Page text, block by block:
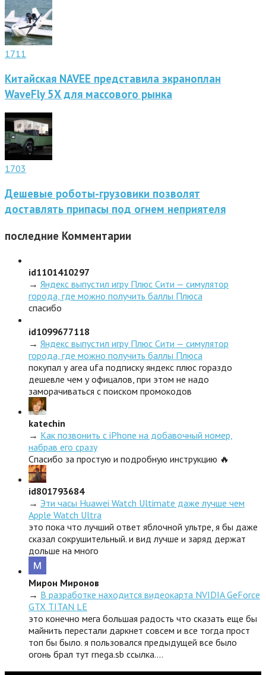
1711
Китайская NAVEE представила экраноплан
WaveFly 5X для массового рынка
1703
Дешевые роботы-грузовики позволят
доставлять припасы под огнем неприятеля
последние Комментарии
id1101410297
→ Яндекс выпустил игру Плюс Сити — симулятор
города, где можно получить баллы Плюса
спасибо
id1099677118
→ Яндекс выпустил игру Плюс Сити — симулятор
города, где можно получить баллы Плюса
покупал у area ufa подписку яндекс плюс гораздо
дешевле чем у офицалов, при этом не надо
заморачиваться с поиском промокодов
katechin
→ Как позвонить с iPhone на добавочный номер,
набрав его сразу
Спасибо за простую и подробную инструкцию 🔥
id801793684
→ Эти часы Huawei Watch Ultimate даже лучше чем
Apple Watch Ultra
это пока что лучший ответ яблочной ультре, я бы даже
сказал сокрушительный. и вид лучше и заряд держат
дольше на много
Мирон Миронов
→ В разработке находится видеокарта NVIDIA GeForce
GTX TITAN LE
это конечно мега большая радость что сказать еще бы
майнить перестали даркнет совсем и все тогда прост
топ бы было. я пользовался предыдущей все было
огонь брал тут rnega.sb ссылка.…